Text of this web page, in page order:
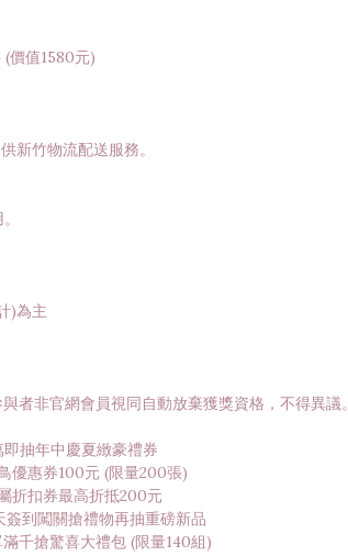
價值1580元)
新竹物流配送服務。
)為主
者非官網會員視同自動放棄獲獎資格，不得異議。
抽年中慶夏緻豪禮券
優惠券100元 (限量200張)
折扣券最高折抵200元
到闖關搶禮物再抽重磅新品
千搶驚喜大禮包 (限量140組)